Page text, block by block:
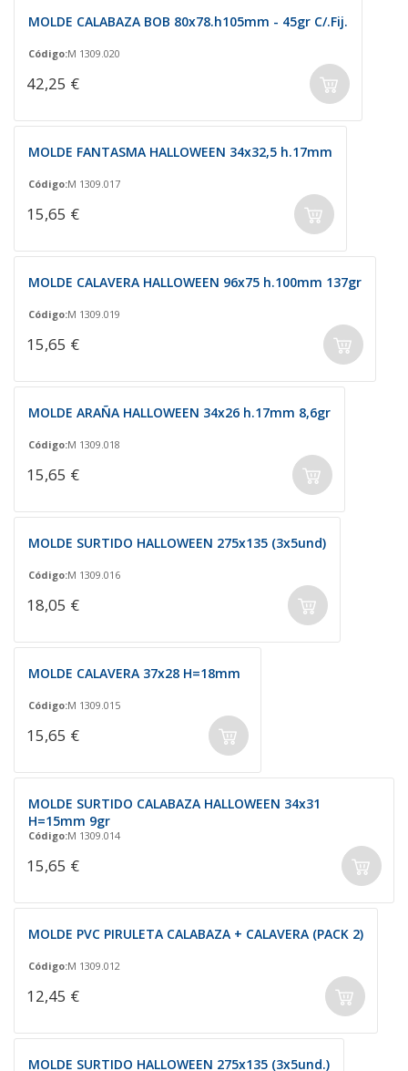
MOLDE CALABAZA BOB 80x78.h105mm - 45gr C/.Fij.
Código:M 1309.020
42,25 €
MOLDE FANTASMA HALLOWEEN 34x32,5 h.17mm
Código:M 1309.017
15,65 €
MOLDE CALAVERA HALLOWEEN 96x75 h.100mm 137gr
Código:M 1309.019
15,65 €
MOLDE ARAÑA HALLOWEEN 34x26 h.17mm 8,6gr
Código:M 1309.018
15,65 €
MOLDE SURTIDO HALLOWEEN 275x135 (3x5und)
Código:M 1309.016
18,05 €
MOLDE CALAVERA 37x28 H=18mm
Código:M 1309.015
15,65 €
MOLDE SURTIDO CALABAZA HALLOWEEN 34x31
H=15mm 9gr
Código:M 1309.014
15,65 €
MOLDE PVC PIRULETA CALABAZA + CALAVERA (PACK 2)
Código:M 1309.012
12,45 €
MOLDE SURTIDO HALLOWEEN 275x135 (3x5und.)